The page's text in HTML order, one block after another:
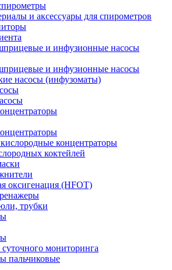
и аксессуары для спирометров
и инфузионные насосы
и инфузионные насосы
насосы (инфузоматы)
концентраторы
коктейлей
оксигенация (HFOT)
трубки
мониторинга
пальчиковые